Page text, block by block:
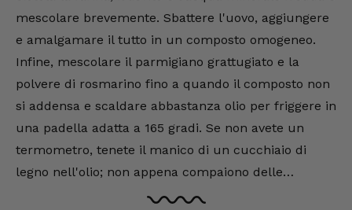
mescolare brevemente. Sbattere l'uovo, aggiungere
e amalgamare il tutto in un composto omogeneo.
Infine, mescolare il parmigiano grattugiato e la
polvere di rosmarino fino a quando il composto non
si addensa e scaldare abbastanza olio per friggere in
una padella adatta a 165 gradi. Se non avete un
termometro, tenete il manico di un cucchiaio di
legno nell'olio; non appena compaiono delle
bollicine, l'olio è sufficientemente caldo. A questo